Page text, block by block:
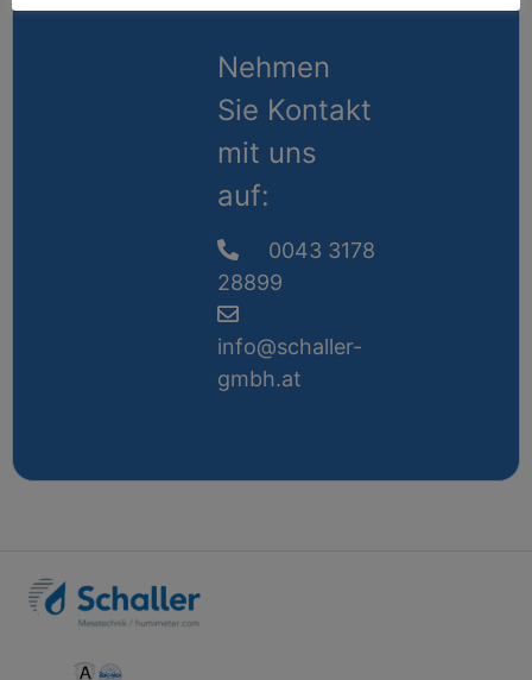
Nehmen
Sie Kontakt
mit uns
auf:
0043 3178
28899
info@schaller-
gmbh.at